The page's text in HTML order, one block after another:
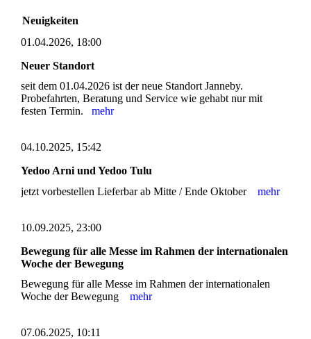
Neuigkeiten
01.04.2026, 18:00
Neuer Standort
seit dem 01.04.2026 ist der neue Standort Janneby.
Probefahrten, Beratung und Service wie gehabt nur mit
festen Termin. mehr
04.10.2025, 15:42
Yedoo Arni und Yedoo Tulu
jetzt vorbestellen Lieferbar ab Mitte / Ende Oktober mehr
10.09.2025, 23:00
Bewegung für alle Messe im Rahmen der internationalen
Woche der Bewegung
Bewegung für alle Messe im Rahmen der internationalen
Woche der Bewegung mehr
07.06.2025, 10:11